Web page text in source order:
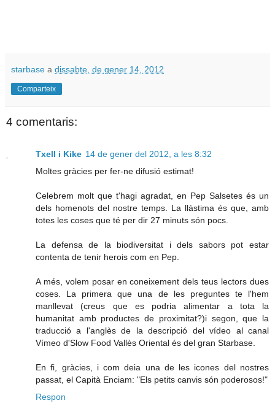
starbase a dissabte, de gener 14, 2012
Comparteix
4 comentaris:
Txell i Kike 14 de gener del 2012, a les 8:32
Moltes gràcies per fer-ne difusió estimat!
Celebrem molt que t'hagi agradat, en Pep Salsetes és un
dels homenots del nostre temps. La llàstima és que, amb
totes les coses que té per dir 27 minuts són pocs.
La defensa de la biodiversitat i dels sabors pot estar
contenta de tenir herois com en Pep.
A més, volem posar en coneixement dels teus lectors dues
coses. La primera que una de les preguntes te l'hem
manllevat (creus que es podria alimentar a tota la
humanitat amb productes de proximitat?)i segon, que la
traducció a l'anglès de la descripció del vídeo al canal
Vímeo d'Slow Food Vallès Oriental és del gran Starbase.
En fi, gràcies, i com deia una de les icones del nostres
passat, el Capità Enciam: "Els petits canvis són poderosos!"
Respon